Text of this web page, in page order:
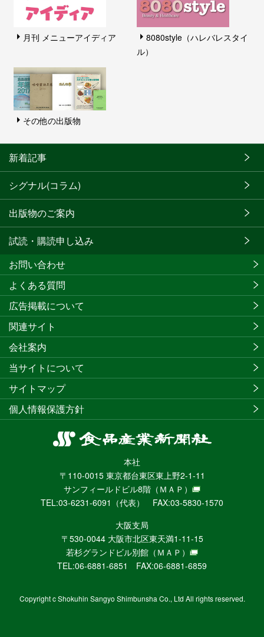
月刊 メニューアイディア
8080style（ハレバレスタイ
ル）
その他の出版物
新着記事
シグナル(コラム)
出版物のご案内
試読・購読申し込み
食
産
業
新
聞
社
ニ
ュ
ー
WEB
本社
〒110-0015 東京都台東区東上野2-1-11
サンフィールドビル8階 （ＭＡＰ）
TEL:03-6231-6091（代表） FAX:03-5830-1570
大阪支局
〒530-0044 大阪市北区東天満1-11-15
若杉グランドビル別館 （ＭＡＰ）
TEL:06-6881-6851 FAX:06-6881-6859
お問い合わせ
よくある質問
広告掲載について
関連サイト
会社案内
当サイトについて
サイトマップ
個人情報保護方針
Copyright c Shokuhin Sangyo Shimbunsha Co., Ltd All rights reserved.